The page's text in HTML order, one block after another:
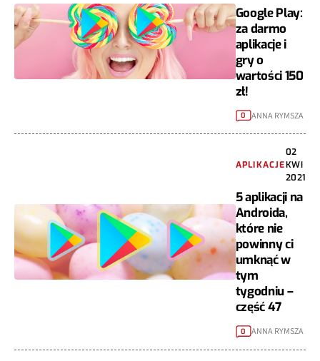
Google Play:
za darmo
aplikacje i
gry o
wartości 150
zł!
0 ANNA RYMSZA
APLIKACJE
02
KWI
2021
5 aplikacji na
Androida,
które nie
powinny ci
umknąć w
tym
tygodniu –
część 47
0 ANNA RYMSZA